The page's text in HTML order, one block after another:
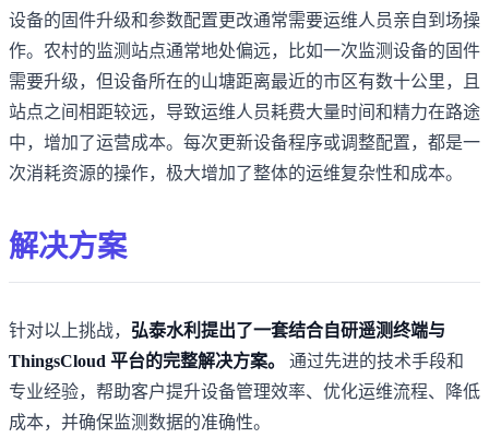
设备的固件升级和参数配置更改通常需要运维人员亲自到场操
作。农村的监测站点通常地处偏远，比如一次监测设备的固件
需要升级，但设备所在的山塘距离最近的市区有数十公里，且
站点之间相距较远，导致运维人员耗费大量时间和精力在路途
中，增加了运营成本。每次更新设备程序或调整配置，都是一
次消耗资源的操作，极大增加了整体的运维复杂性和成本。
解决方案
针对以上挑战， 弘泰水利提出了一套结合自研遥测终端与
ThingsCloud 平台的完整解决方案。
通过先进的技术手段和
专业经验，帮助客户提升设备管理效率、优化运维流程、降低
成本，并确保监测数据的准确性。